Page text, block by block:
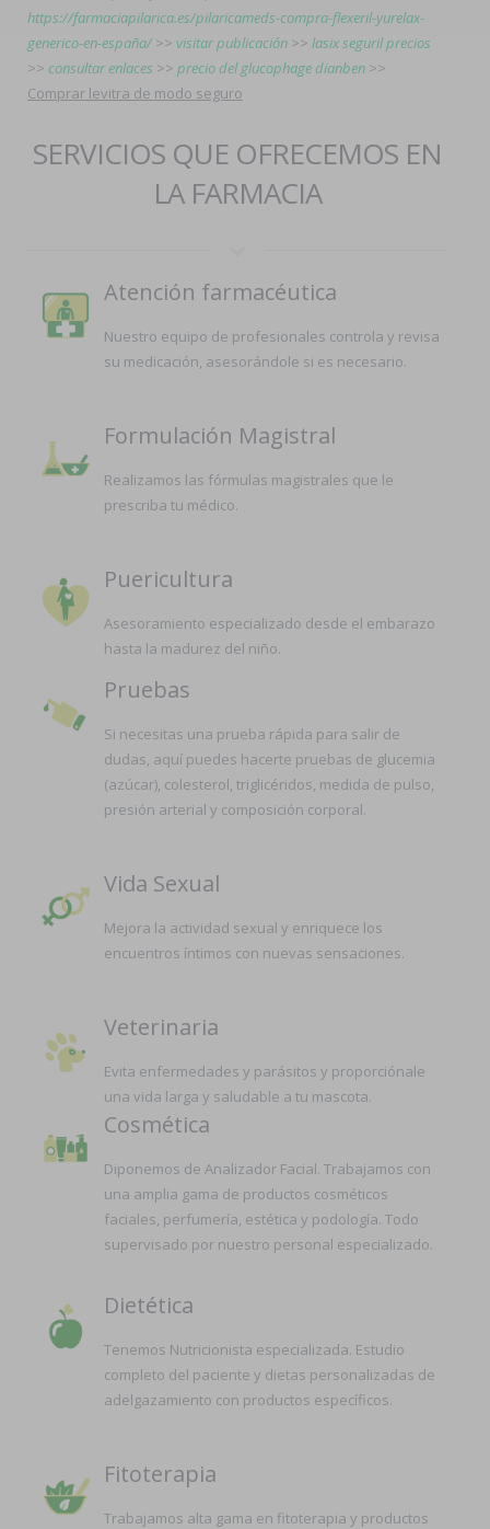
https://farmaciapilarica.es/pilaricameds-compra-flexeril-yurelax-
generico-en-españa/>> visitar publicación >> lasix seguril precios
>> consultar enlaces >> precio del glucophage dianben >>
Comprar levitra de modo seguro
SERVICIOS QUE OFRECEMOS EN
LA FARMACIA
Atención farmacéutica
Nuestro equipo de profesionales controla y revisa
su medicación, asesorándole si es necesario.
Formulación Magistral
Realizamos las fórmulas magistrales que le
prescriba tu médico.
Puericultura
Asesoramiento especializado desde el embarazo
hasta la madurez del niño.
Pruebas
Si necesitas una prueba rápida para salir de
dudas, aquí puedes hacerte pruebas de glucemia
(azúcar), colesterol, triglicéridos, medida de pulso,
presión arterial y composición corporal.
Vida Sexual
Mejora la actividad sexual y enriquece los
encuentros íntimos con nuevas sensaciones.
Veterinaria
Evita enfermedades y parásitos y proporciónale
una vida larga y saludable a tu mascota.
Cosmética
Diponemos de Analizador Facial. Trabajamos con
una amplia gama de productos cosméticos
faciales, perfumería, estética y podología. Todo
supervisado por nuestro personal especializado.
Dietética
Tenemos Nutricionista especializada. Estudio
completo del paciente y dietas personalizadas de
adelgazamiento con productos específicos.
Fitoterapia
Trabajamos alta gama en fitoterapia y productos